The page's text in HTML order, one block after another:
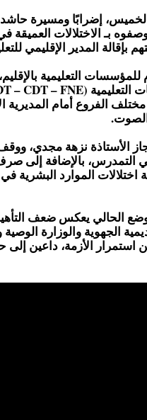
الخميس، إضرابًا ومسيرة
بـ الاختلالات العميقة
بإقالة المدير الإقليمي
التعليمية
الفروع أمام المديرية
الأستاذة نزهة مجدي،
التمدرس، بالإضافة إلى
الموارد البشرية في
الحالي يعكس ضعف
الجهوية والوزارة
استمرار الأزمة، داعين إلى